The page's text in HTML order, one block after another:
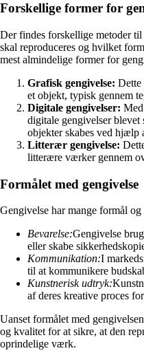
Forskellige former for
Der findes forskellige metoder
skal reproduceres og hvilket
mest almindelige former for
Grafisk gengivelse: Dette
et objekt, typisk gennem
Digitale gengivelser:
digitale gengivelser
objekter skabes ved hjælp
Litterær gengivelse:
litterære værker gennem
Formålet med gengivelse
Gengivelse har mange formål og
Bevarelse:Gengivelse
eller skabe
Kommunikation:I
til at kommunikere
Kunstnerisk udtryk:
af deres kreative proces
Uanset formålet med
og kvalitet for at sikre, at den
oprindelige værk.